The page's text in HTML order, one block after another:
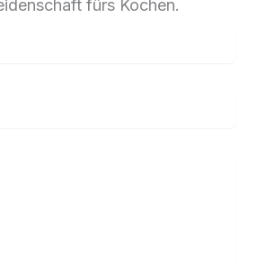
fürs Kochen.